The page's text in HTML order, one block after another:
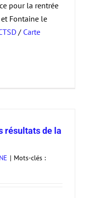
pour la rentrée
Fontaine le
/ Carte
résultats de la
| Mots-clés :